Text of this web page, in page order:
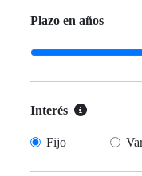
Plazo en años
Interés
Fijo